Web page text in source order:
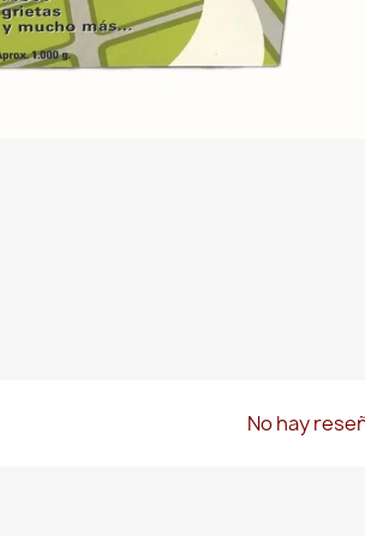
No hay